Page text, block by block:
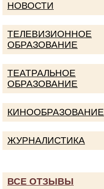
НОВОСТИ
ТЕЛЕВИЗИОННОЕ
ОБРАЗОВАНИЕ
ТЕАТРАЛЬНОЕ
ОБРАЗОВАНИЕ
КИНООБРАЗОВАНИЕ
ЖУРНАЛИСТИКА
ВСЕ ОТЗЫВЫ